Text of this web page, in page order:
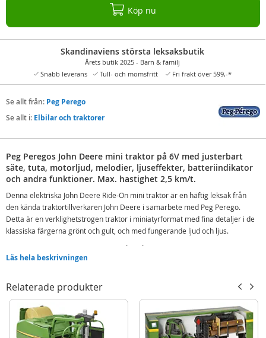
Köp nu
Skandinaviens största leksaksbutik
Årets butik 2025 - Barn & familj
Snabb leverans
Tull- och momsfritt Fri frakt över 599,-*
Se allt från: Peg Perego
Se allt i: Elbilar och traktorer
Peg Peregos John Deere mini traktor på 6V med justerbart
säte, tuta, motorljud, melodier, ljuseffekter, batteriindikator
och andra funktioner. Max. hastighet 2,5 km/t.
Denna elektriska John Deere Ride-On mini traktor är en häftig leksak från
den kända traktortillverkaren John Deere i samarbete med Peg Perego.
Detta är en verklighetstrogen traktor i miniatyrformat med fina detaljer i de
klassiska färgerna grönt och gult, och med fungerande ljud och ljus.
Traktorn passar de yngsta barnen från 1 år och kommer med en tydlig
batteriindikator, en och samma pedal för gas och broms samt ett justerbart
lekstunden ännu mer autentisk har traktorn även fungerande frontlyktor, en
knapp man kan tuta med, tre roliga melodier samt motorljud. Barnet
kommer att älska att köra omkring på sin alldeles egna lilla traktor.
Funktioner:
Läs hela beskrivningen
Relaterade produkter